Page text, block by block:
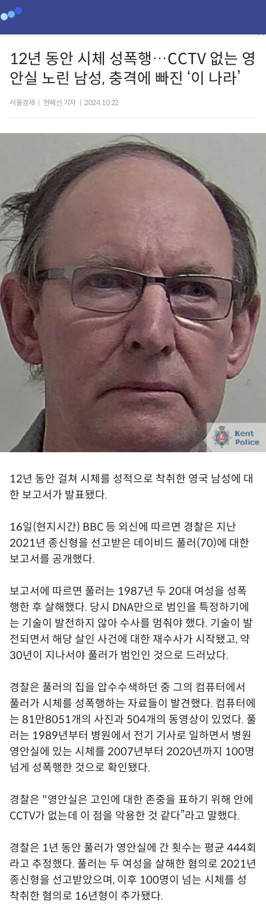
12년 동안 시체 성폭행…CCTV 없는 영
안실 노린 남성, 충격에 빠진 ‘이 나라’
서울경제 현혜선 기자 2024.10.22
12년 동안 걸쳐 시체를 성적으로 착취한 영국 남성에 대
한 보고서가 발표됐다.
16일(현지시간) BBC 등 외신에 따르면 경찰은 지난
2021년 종신형을 선고받은 데이비드 풀러(70)에 대한
보고서를 공개했다.
보고서에 따르면 풀러는 1987년 두 20대 여성을 성폭
행한 후 살해했다. 당시 DNA만으로 범인을 특정하기에
는 기술이 발전하지 않아 수사를 멈춰야 했다. 기술이 발
전되면서 해당 살인 사건에 대한 재수사가 시작됐고, 약
30년이 지나서야 풀러가 범인인 것으로 드러났다.
경찰은 풀러의 집을 압수수색하던 중 그의 컴퓨터에서
풀러가 시체를 성폭행하는 자료들이 발견했다. 컴퓨터에
는 81만8051개의 사진과 504개의 동영상이 있었다. 풀
러는 1989년부터 병원에서 전기 기사로 일하면서 병원
영안실에 있는 시체를 2007년부터 2020년까지 100명
넘게 성폭행한 것으로 확인됐다.
경찰은 "영안실은 고인에 대한 존중을 표하기 위해 안에
CCTV가 없는데 이 점을 악용한 것 같다”라고 말했다.
경찰은 1년 동안 풀러가 영안실에 간 횟수는 평균 444회
라고 추정했다. 풀러는 두 여성을 살해한 혐의로 2021년
종신형을 선고받았으며, 이후 100명이 넘는 시체를 성
착취한 혐의로 16년형이 추가됐다.